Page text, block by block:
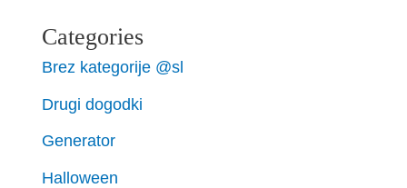
Categories
Brez kategorije @sl
Drugi dogodki
Generator
Halloween